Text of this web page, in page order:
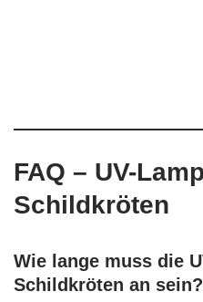
FAQ – UV-
Schildkröten
Wie lange muss die
Schildkröten an sein?